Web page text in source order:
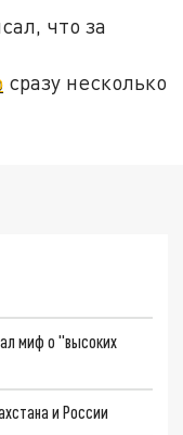
что за
сразу несколько
миф о "высоких
и России